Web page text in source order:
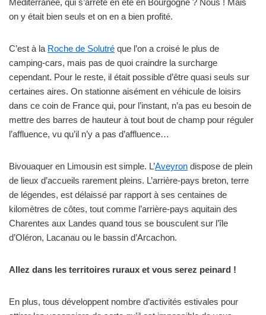
Méditerranée, qui s’arrête en été en Bourgogne ? Nous ! Mais
on y était bien seuls et on en a bien profité.
C’est à la Roche de Solutré que l’on a croisé le plus de
camping-cars, mais pas de quoi craindre la surcharge
cependant. Pour le reste, il était possible d’être quasi seuls sur
certaines aires. On stationne aisément en véhicule de loisirs
dans ce coin de France qui, pour l’instant, n’a pas eu besoin de
mettre des barres de hauteur à tout bout de champ pour réguler
l’affluence, vu qu’il n’y a pas d’affluence…
Bivouaquer en Limousin est simple. L’Aveyron dispose de plein
de lieux d’accueils rarement pleins. L’arrière-pays breton, terre
de légendes, est délaissé par rapport à ses centaines de
kilomètres de côtes, tout comme l’arrière-pays aquitain des
Charentes aux Landes quand tous se bousculent sur l’île
d’Oléron, Lacanau ou le bassin d’Arcachon.
Allez dans les territoires ruraux et vous serez peinard !
En plus, tous développent nombre d’activités estivales pour